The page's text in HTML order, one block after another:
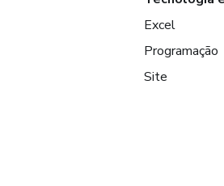
Excel
Programação
Site